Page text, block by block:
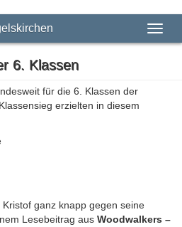
6. Klassen
für die 6. Klassen der
erzielten in diesem
ganz knapp gegen seine
Lesebeitrag aus Woodwalkers –